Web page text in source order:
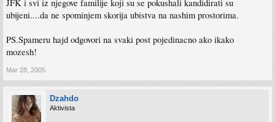
JFK i svi iz njegove familije koji su se pokushali kandidirati su
ubijeni....da ne spominjem skorija ubistva na nashim prostorima.
PS.Spameru hajd odgovori na svaki post pojedinacno ako ikako
mozesh!
Mar 28, 2005
Dzahdo
Aktivista